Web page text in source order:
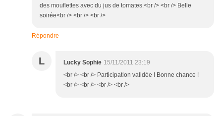
des mouflettes avec du jus de tomates.<br /> <br /> Belle
soirée<br /> <br /> <br />
Répondre
L Lucky Sophie 15/11/2011 23:19
<br /> <br /> Participation validée ! Bonne chance !
<br /> <br /> <br /> <br />